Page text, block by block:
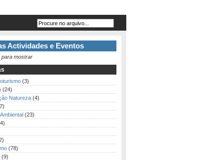
Actividades e Eventos
para mostrar
(3)
(24)
Natureza (4)
(23)
(78)
(9)